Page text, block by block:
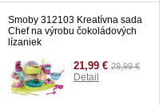
Smoby 312103 Kreatívna sada
Chef na výrobu čokoládových
lízaniek
21,99 € 29,99 €
Detail